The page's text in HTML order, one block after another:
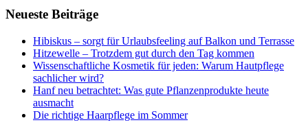
Neueste Beiträge
Hibiskus – sorgt für Urlaubsfeeling auf Balkon und Terrasse
Hitzewelle – Trotzdem gut durch den Tag kommen
Wissenschaftliche Kosmetik für jeden: Warum Hautpflege
sachlicher wird?
Hanf neu betrachtet: Was gute Pflanzenprodukte heute
ausmacht
Die richtige Haarpflege im Sommer